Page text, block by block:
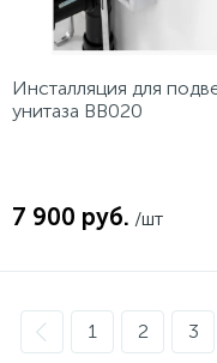
Инсталляция для
унитаза BB020
7 900 руб. /шт
1 2 3